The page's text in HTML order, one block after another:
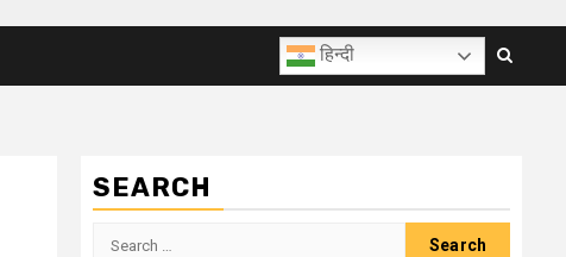
हिन्दी
SEARCH
Search